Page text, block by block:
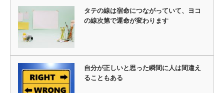
タテの線は宿命につながっていて、ヨコ
の線次第で運命が変わります
自分が正しいと思った瞬間に人は間違え
ることもある